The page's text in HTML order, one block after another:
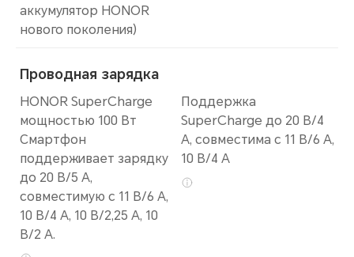
аккумулятор HONOR
нового поколения)
Проводная зарядка
HONOR SuperCharge
мощностью 100 Вт
Смартфон
поддерживает зарядку
до 20 В/5 А,
совместимую с 11 В/6 А,
10 В/4 А, 10 В/2,25 А, 10
В/2 А.
Поддержка
SuperCharge до 20 В/4
А, совместима с 11 В/6 А,
10 В/4 А